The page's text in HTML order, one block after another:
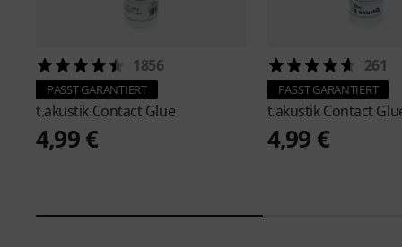
1856
PASST GARANTIERT
t.akustik Contact Glue
4,99 €
261
PASST GARANTIERT
t.akustikContact
4,99 €